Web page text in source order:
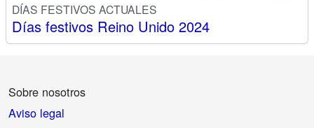
DÍAS FESTIVOS ACTUALES
Días festivos Reino Unido 2024
Sobre nosotros
Aviso legal